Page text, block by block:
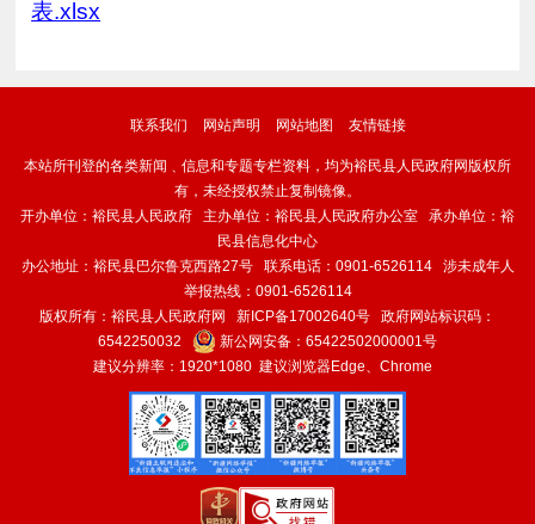
表.xlsx
联系我们 网站声明 网站地图 友情链接
本站所刊登的各类新闻﹑信息和专题专栏资料，均为裕民县人民政府网版权所
有，未经授权禁止复制镜像。
开办单位：裕民县人民政府 主办单位：裕民县人民政府办公室 承办单位：裕
民县信息化中心
办公地址：裕民县巴尔鲁克西路27号 联系电话：0901-6526114 涉未成年人
举报热线：0901-6526114
版权所有：裕民县人民政府网 新ICP备17002640号 政府网站标识码：
6542250032
新公网安备： 65422502000001号
建议分辨率：1920*1080 建议浏览器Edge、Chrome